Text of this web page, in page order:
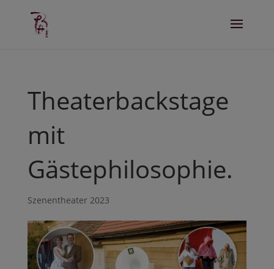
Theaterbackstage
mit
Gästephilosophie.
Szenentheater 2023